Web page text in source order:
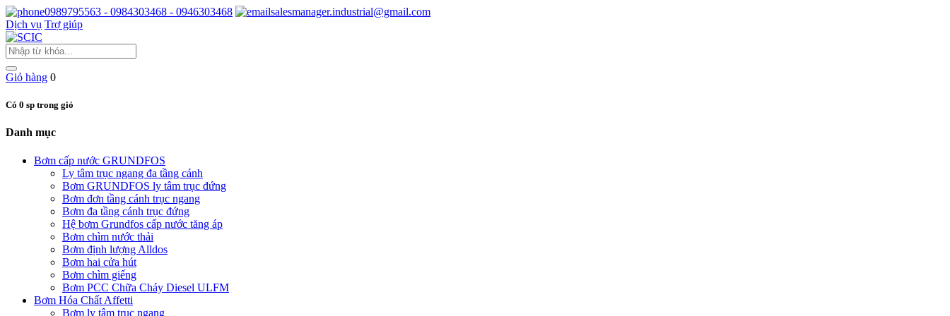
0989795563 - 0984303468 - 0946303468
salesmanager.industrial@gmail.com
Dịch vụ Trợ giúp
Giỏ hàng 0
Có 0 sp trong giỏ
Danh mục
Bơm cấp nước GRUNDFOS
Ly tâm trục ngang đa tầng cánh
Bơm GRUNDFOS ly tâm trục đứng
Bơm đơn tầng cánh trục ngang
Bơm đa tầng cánh trục đứng
Hệ bơm Grundfos cấp nước tăng áp
Bơm chìm nước thải
Bơm định lượng Alldos
Bơm hai cửa hút
Bơm chìm giếng
Bơm PCC Chữa Cháy Diesel ULFM
Bơm Hóa Chất Affetti
Bơm ly tâm trục ngang